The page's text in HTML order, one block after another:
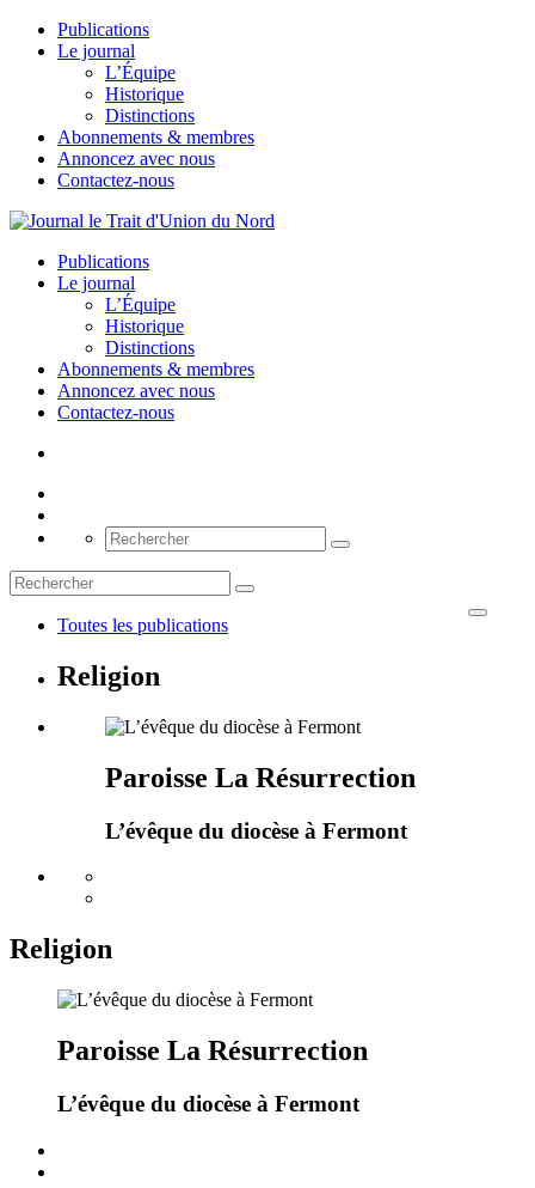
Publications
Le journal
L’Équipe
Historique
Distinctions
Abonnements & membres
Annoncez avec nous
Contactez-nous
Publications
Le journal
L’Équipe
Historique
Distinctions
Abonnements & membres
Annoncez avec nous
Contactez-nous
Toutes les publications
Religion
Paroisse La Résurrection
L’évêque du diocèse à Fermont
Religion
Paroisse La Résurrection
L’évêque du diocèse à Fermont